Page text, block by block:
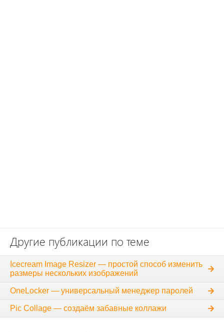
Другие публикации по теме
Icecream Image Resizer — простой способ изменить
размеры нескольких изображений
OneLocker — универсальный менеджер паролей
Pic Collage — создаём забавные коллажи